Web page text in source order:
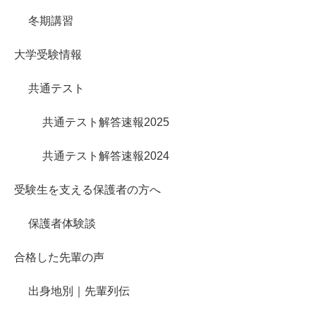
冬期講習
大学受験情報
共通テスト
共通テスト解答速報2025
共通テスト解答速報2024
受験生を支える保護者の方へ
保護者体験談
合格した先輩の声
出身地別｜先輩列伝